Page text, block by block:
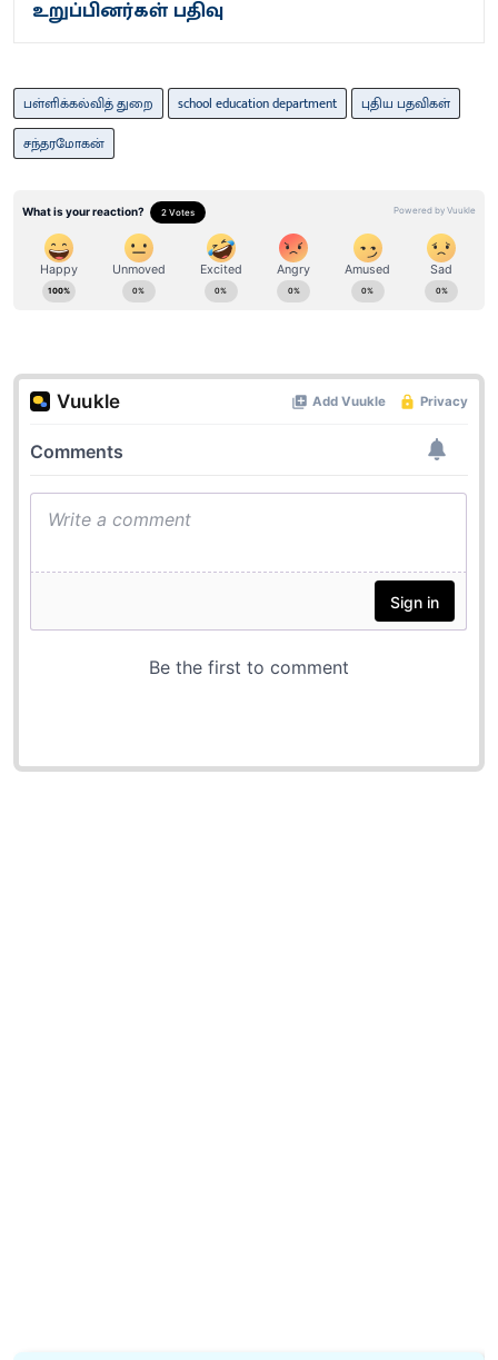
உறுப்பினர்கள் பதிவு
பள்ளிக்கல்வித் துறை school education department
புதிய பதவிகள்
சந்தரமோகன்